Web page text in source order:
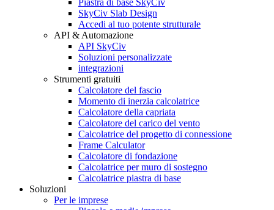
Piastra di base SkyCiv
SkyCiv Slab Design
Accedi al tuo potente strutturale
API & Automazione
API SkyCiv
Soluzioni personalizzate
integrazioni
Strumenti gratuiti
Calcolatore del fascio
Momento di inerzia calcolatrice
Calcolatore della capriata
Calcolatore del carico del vento
Calcolatrice del progetto di connessione
Frame Calculator
Calcolatore di fondazione
Calcolatrice per muro di sostegno
Calcolatrice piastra di base
Soluzioni
Per le imprese